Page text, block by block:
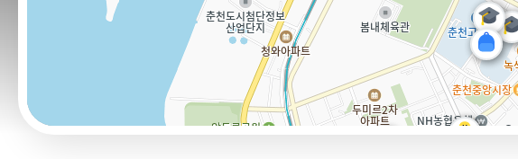
알림마당
채용공고 재